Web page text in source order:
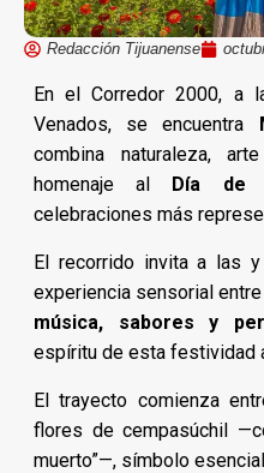
Redacción Tijuanense
En el Corredor 2000, a
Venados, se encuentra
combina naturaleza,
homenaje al Día de
celebraciones más
El recorrido invita a las
experiencia sensorial entre
música, sabores y
espíritu de esta festividad
El trayecto comienza
flores de cempasúchil
muerto”—, símbolo